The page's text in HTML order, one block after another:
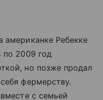
американке Ребекке
по 2009 год
но позже продал
фермерству.
с семьей